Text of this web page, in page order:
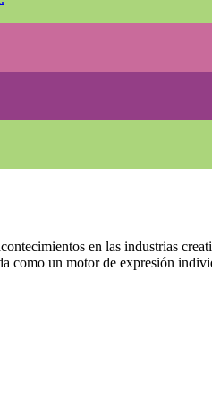
en las industrias
como un motor de expresión